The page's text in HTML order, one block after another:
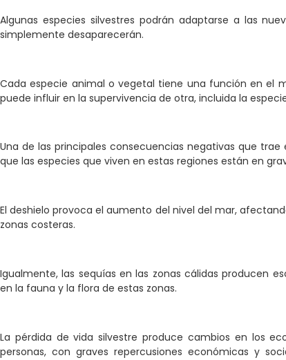
Algunas especies silvestres podrán adaptarse a las
simplemente desaparecerán.
Cada especie animal o vegetal tiene una función en el
puede influir en la supervivencia de otra, incluida la
Una de las principales consecuencias negativas que
que las especies que viven en estas regiones están en
El deshielo provoca el aumento del nivel del mar,
zonas costeras.
Igualmente, las sequías en las zonas cálidas producen
en la fauna y la flora de estas zonas.
La pérdida de vida silvestre produce cambios en los
personas, con graves repercusiones económicas y